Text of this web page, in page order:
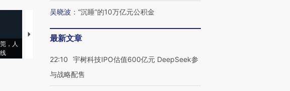
，人
【推广】走进第四届链博
会，让数智科技“链”接产
吴晓波 ： “沉睡”的10万亿元公积金
最新文章
22:10
宇树科技IPO估值600亿元 DeepSeek参
与战略配售